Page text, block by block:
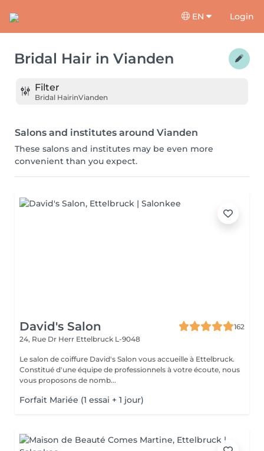
EN Login
Bridal Hair in Vianden
Filter
Bridal HairinVianden
Salons and institutes around Vianden
These salons and institutes may be even more
convenient than you expect.
David's Salon
162
24, Rue Dr Herr Ettelbruck L-9048
Le salon de coiffure David's Salon vous accueille à Ettelbruck.
Constitué d'une équipe de professionnels à votre écoute, nous
vous proposons de nomb...
Forfait Mariée (1 essai + 1 jour)